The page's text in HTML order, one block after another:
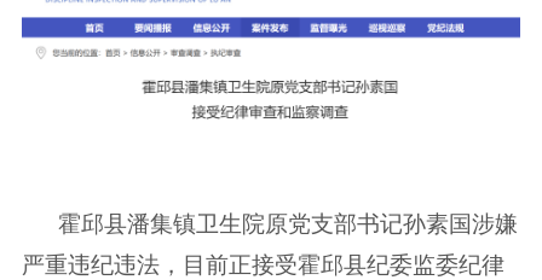
霍邱县潘集镇卫生院原党支部书记孙素国涉嫌
严重违纪违法，目前正接受霍邱县纪委监委纪律